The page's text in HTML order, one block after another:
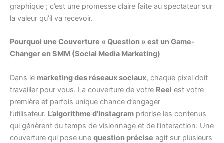
graphique ; c’est une promesse claire faite au spectateur sur
la valeur qu’il va recevoir.
Pourquoi une Couverture « Question » est un Game-
Changer en SMM (Social Media Marketing)
Dans le marketing des réseaux sociaux, chaque pixel doit
travailler pour vous. La couverture de votre Reel est votre
première et parfois unique chance d’engager
l’utilisateur. L’algorithme d’Instagram priorise les contenus
qui génèrent du temps de visionnage et de l’interaction. Une
couverture qui pose une question précise agit sur plusieurs